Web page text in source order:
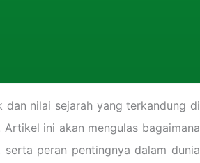
nilai sejarah yang terkandung di
ini akan mengulas bagaimana
peran pentingnya dalam dunia